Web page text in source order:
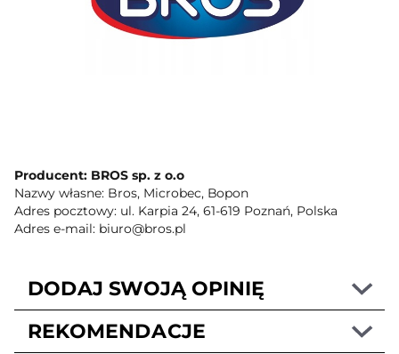
Producent: BROS sp. z o.o
Nazwy własne: Bros, Microbec, Bopon
Adres pocztowy: ul. Karpia 24, 61-619 Poznań, Polska
Adres e-mail: biuro@bros.pl
DODAJ SWOJĄ OPINIĘ
REKOMENDACJE